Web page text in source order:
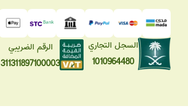
السجل التجاري
1010964480
الرقم الضريبي
311311897100003